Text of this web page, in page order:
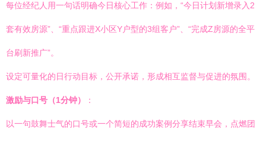
每位经纪人用一句话明确今日核心工作：例如，“今日计划新增录入2
套有效房源”、“重点跟进X小区Y户型的3组客户”、“完成Z房源的全平
台刷新推广”。
设定可量化的日行动目标，公开承诺，形成相互监督与促进的氛围。
激励与口号（1分钟） ：
以一句鼓舞士气的口号或一个简短的成功案例分享结束早会，点燃团